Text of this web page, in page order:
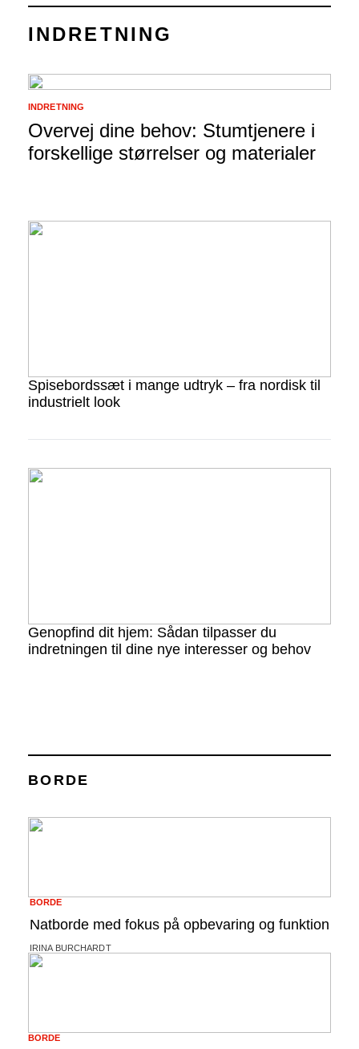
INDRETNING
Overvej dine behov: Stumtjenere i
forskellige størrelser og materialer
INDRETNING
Spisebordssæt i mange udtryk – fra nordisk til
industrielt look
Genopfind dit hjem: Sådan tilpasser du
indretningen til dine nye interesser og behov
BORDE
Natborde med fokus på opbevaring og funktion
BORDE
IRINA BURCHARDT
BORDE